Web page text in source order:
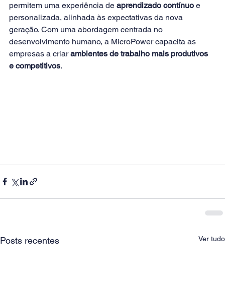
permitem uma experiência de aprendizado contínuo e
personalizada, alinhada às expectativas da nova
geração. Com uma abordagem centrada no
desenvolvimento humano, a MicroPower capacita as
empresas a criar ambientes de trabalho mais produtivos
e competitivos.
Posts recentes Ver tudo